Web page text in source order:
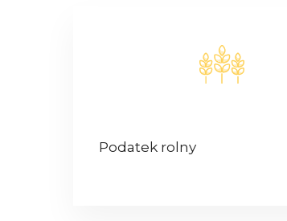
Podatek rolny